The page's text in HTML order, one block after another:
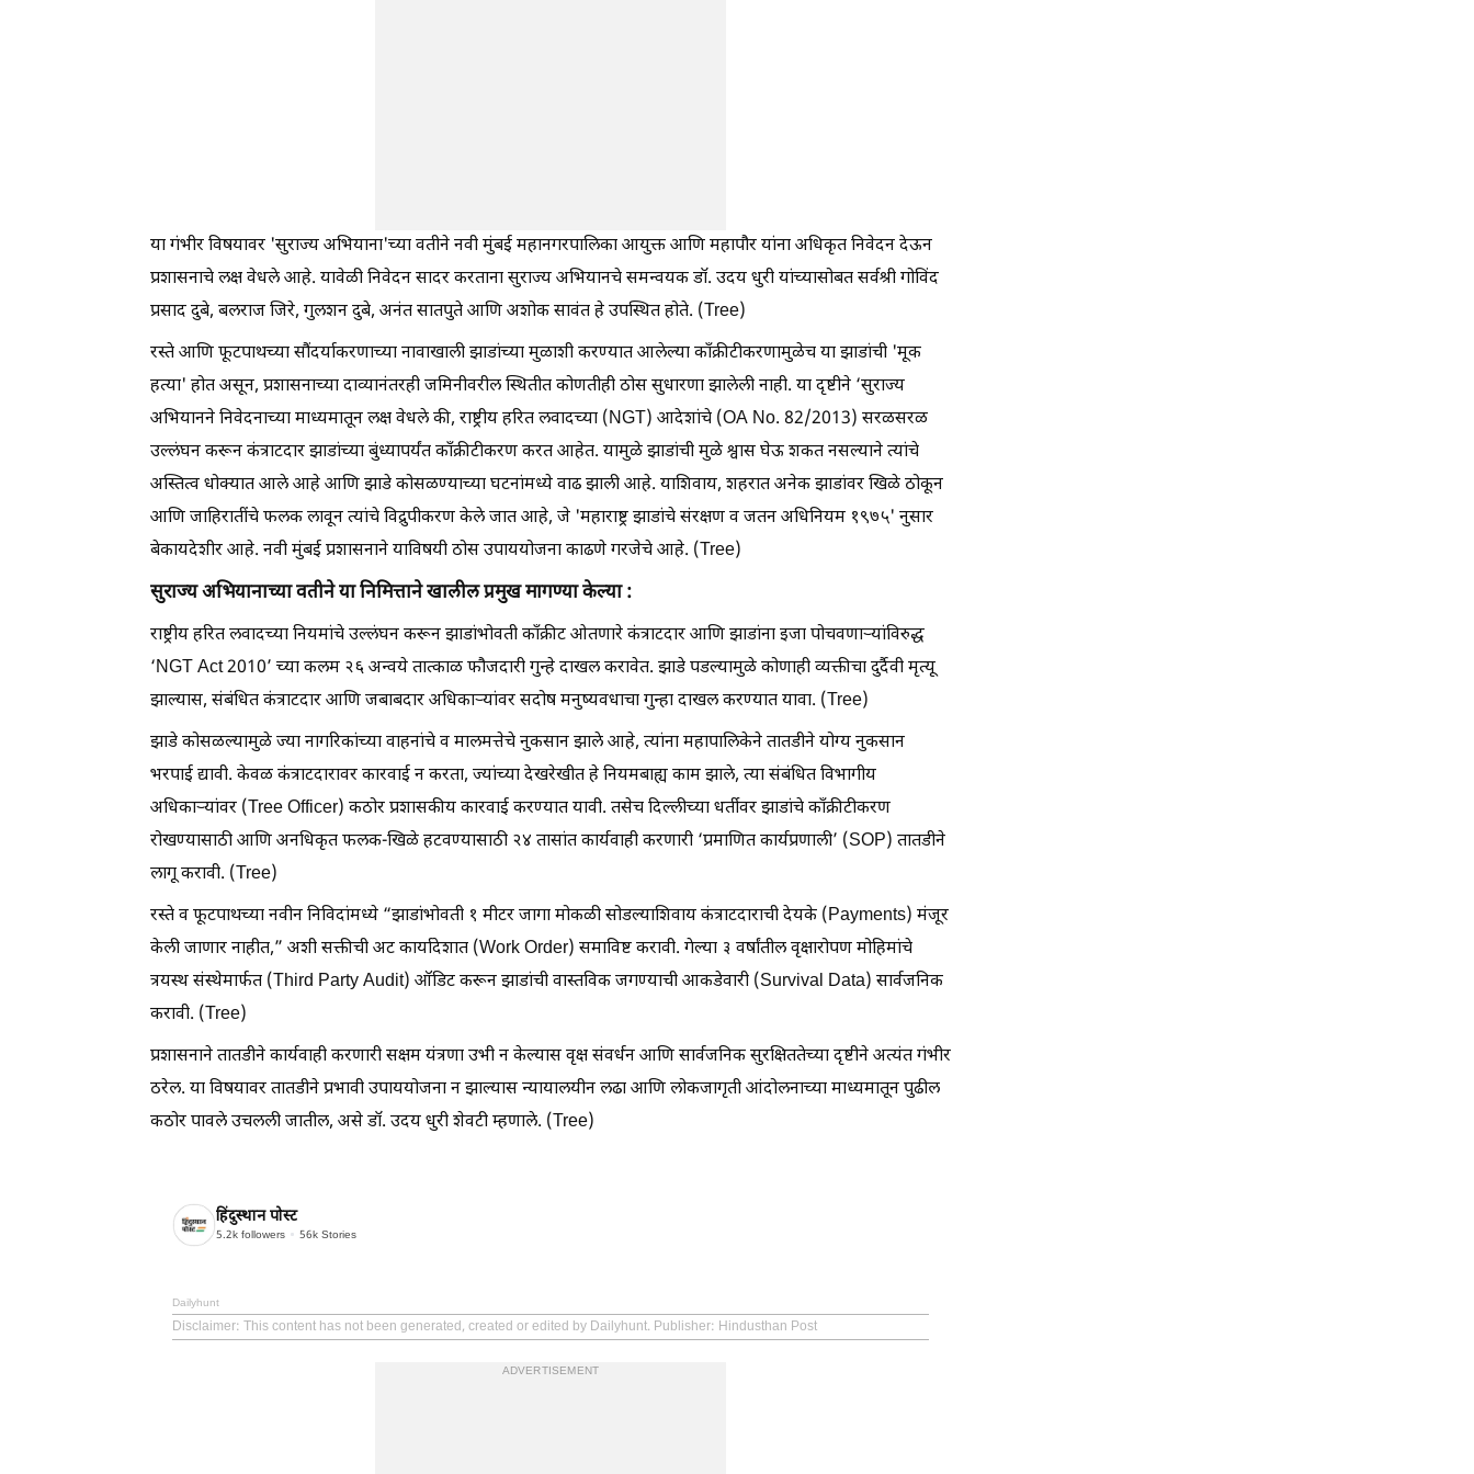
या गंभीर विषयावर 'सुराज्य अभियाना'च्या वतीने नवी मुंबई महानगरपालिका आयुक्त आणि महापौर यांना अधिकृत निवेदन देऊन
प्रशासनाचे लक्ष वेधले आहे. यावेळी निवेदन सादर करताना सुराज्य अभियानचे समन्वयक डॉ. उदय धुरी यांच्यासोबत सर्वश्री गोविंद
प्रसाद दुबे, बलराज जिरे, गुलशन दुबे, अनंत सातपुते आणि अशोक सावंत हे उपस्थित होते. (Tree)
रस्ते आणि फूटपाथच्या सौंदर्याकरणाच्या नावाखाली झाडांच्या मुळाशी करण्यात आलेल्या काँक्रीटीकरणामुळेच या झाडांची 'मूक
हत्या' होत असून, प्रशासनाच्या दाव्यानंतरही जमिनीवरील स्थितीत कोणतीही ठोस सुधारणा झालेली नाही. या दृष्टीने ‘सुराज्य
अभियानने निवेदनाच्या माध्यमातून लक्ष वेधले की, राष्ट्रीय हरित लवादच्या (NGT) आदेशांचे (OA No. 82/2013) सरळसरळ
उल्लंघन करून कंत्राटदार झाडांच्या बुंध्यापर्यंत काँक्रीटीकरण करत आहेत. यामुळे झाडांची मुळे श्वास घेऊ शकत नसल्याने त्यांचे
अस्तित्व धोक्यात आले आहे आणि झाडे कोसळण्याच्या घटनांमध्ये वाढ झाली आहे. याशिवाय, शहरात अनेक झाडांवर खिळे ठोकून
आणि जाहिरातींचे फलक लावून त्यांचे विद्रुपीकरण केले जात आहे, जे 'महाराष्ट्र झाडांचे संरक्षण व जतन अधिनियम १९७५' नुसार
बेकायदेशीर आहे. नवी मुंबई प्रशासनाने याविषयी ठोस उपाययोजना काढणे गरजेचे आहे. (Tree)
सुराज्य अभियानाच्या वतीने या निमित्ताने खालील प्रमुख मागण्या केल्या :
राष्ट्रीय हरित लवादच्या नियमांचे उल्लंघन करून झाडांभोवती काँक्रीट ओतणारे कंत्राटदार आणि झाडांना इजा पोचवणाऱ्यांविरुद्ध
‘NGT Act 2010’ च्या कलम २६ अन्वये तात्काळ फौजदारी गुन्हे दाखल करावेत. झाडे पडल्यामुळे कोणाही व्यक्तीचा दुर्दैवी मृत्यू
झाल्यास, संबंधित कंत्राटदार आणि जबाबदार अधिकाऱ्यांवर सदोष मनुष्यवधाचा गुन्हा दाखल करण्यात यावा. (Tree)
झाडे कोसळल्यामुळे ज्या नागरिकांच्या वाहनांचे व मालमत्तेचे नुकसान झाले आहे, त्यांना महापालिकेने तातडीने योग्य नुकसान
भरपाई द्यावी. केवळ कंत्राटदारावर कारवाई न करता, ज्यांच्या देखरेखीत हे नियमबाह्य काम झाले, त्या संबंधित विभागीय
अधिकाऱ्यांवर (Tree Officer) कठोर प्रशासकीय कारवाई करण्यात यावी. तसेच दिल्लीच्या धर्तीवर झाडांचे काँक्रीटीकरण
रोखण्यासाठी आणि अनधिकृत फलक-खिळे हटवण्यासाठी २४ तासांत कार्यवाही करणारी ‘प्रमाणित कार्यप्रणाली’ (SOP) तातडीने
लागू करावी. (Tree)
रस्ते व फूटपाथच्या नवीन निविदांमध्ये “झाडांभोवती १ मीटर जागा मोकळी सोडल्याशिवाय कंत्राटदाराची देयके (Payments) मंजूर
केली जाणार नाहीत,” अशी सक्तीची अट कार्यादेशात (Work Order) समाविष्ट करावी. गेल्या ३ वर्षांतील वृक्षारोपण मोहिमांचे
त्रयस्थ संस्थेमार्फत (Third Party Audit) ऑडिट करून झाडांची वास्तविक जगण्याची आकडेवारी (Survival Data) सार्वजनिक
करावी. (Tree)
प्रशासनाने तातडीने कार्यवाही करणारी सक्षम यंत्रणा उभी न केल्यास वृक्ष संवर्धन आणि सार्वजनिक सुरक्षिततेच्या दृष्टीने अत्यंत गंभीर
ठरेल. या विषयावर तातडीने प्रभावी उपाययोजना न झाल्यास न्यायालयीन लढा आणि लोकजागृती आंदोलनाच्या माध्यमातून पुढील
कठोर पावले उचलली जातील, असे डॉ. उदय धुरी शेवटी म्हणाले. (Tree)
हिंदुस्थान पोस्ट
5.2k followers 56k Stories
Dailyhunt
Disclaimer: This content has not been generated, created or edited by Dailyhunt. Publisher: Hindusthan Post
ADVERTISEMENT